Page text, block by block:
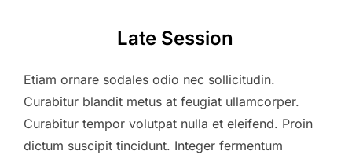
Late Session
Etiam ornare sodales odio nec sollicitudin.
Curabitur blandit metus at feugiat ullamcorper.
Curabitur tempor volutpat nulla et eleifend. Proin
dictum suscipit tincidunt. Integer fermentum